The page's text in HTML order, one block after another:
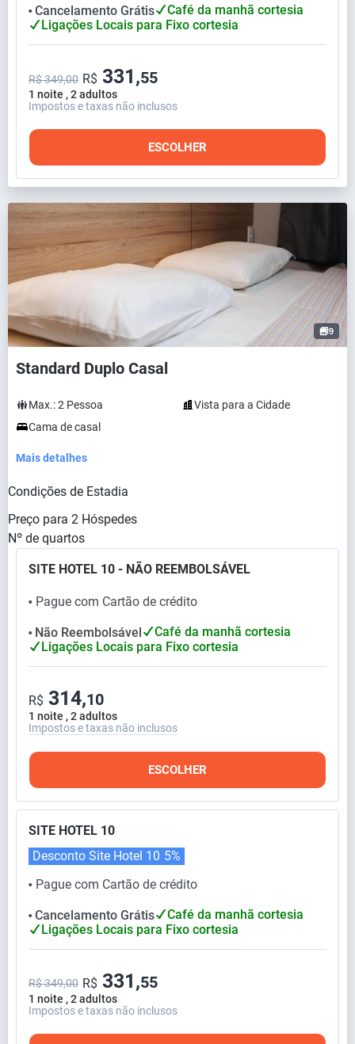
⬤ Cancelamento Grátis
Café da manhã cortesia
Ligações Locais para Fixo cortesia
1 noite , 2 adultos
R$ 349,00 R$ 331,55
Impostos e taxas não inclusos
ESCOLHER
9
Standard Duplo Casal
Max.:2 Pessoa
Vista para a Cidade
Cama de casal
Mais detalhes
Condições de Estadia
Preço para 2 Hóspedes
Nº de quartos
SITE HOTEL 10 - NÃO REEMBOLSÁVEL
⬤ Pague com Cartão de crédito
⬤ Não Reembolsável
Café da manhã cortesia
Ligações Locais para Fixo cortesia
1 noite , 2 adultos
R$ 314,10
Impostos e taxas não inclusos
ESCOLHER
SITE HOTEL 10
⬤ Pague com Cartão de crédito
Desconto Site Hotel 10 5%
⬤ Cancelamento Grátis
Café da manhã cortesia
Ligações Locais para Fixo cortesia
1 noite , 2 adultos
R$ 349,00 R$ 331,55
Impostos e taxas não inclusos